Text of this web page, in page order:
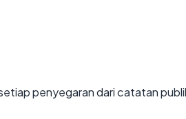
penyegaran dari catatan